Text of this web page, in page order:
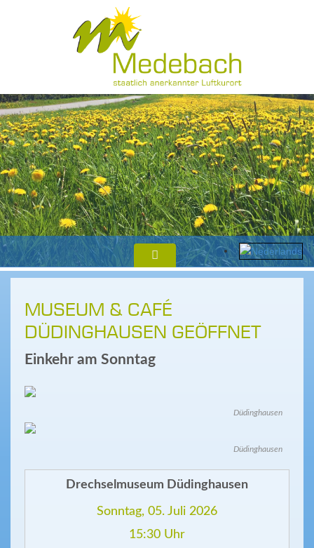
MUSEUM & CAFÉ
DÜDINGHAUSEN GEÖFFNET
Einkehr am Sonntag
Düdinghausen
Düdinghausen
Drechselmuseum Düdinghausen
Sonntag, 05. Juli 2026
15:30 Uhr